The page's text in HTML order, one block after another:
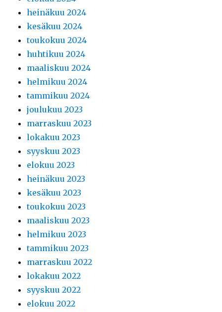
heinäkuu 2024
kesäkuu 2024
toukokuu 2024
huhtikuu 2024
maaliskuu 2024
helmikuu 2024
tammikuu 2024
joulukuu 2023
marraskuu 2023
lokakuu 2023
syyskuu 2023
elokuu 2023
heinäkuu 2023
kesäkuu 2023
toukokuu 2023
maaliskuu 2023
helmikuu 2023
tammikuu 2023
marraskuu 2022
lokakuu 2022
syyskuu 2022
elokuu 2022